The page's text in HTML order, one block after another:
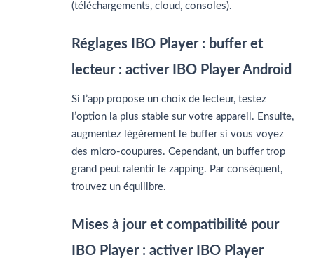
(téléchargements, cloud, consoles).
Réglages IBO Player : buffer et
lecteur : activer IBO Player Android
Si l’app propose un choix de lecteur, testez
l’option la plus stable sur votre appareil. Ensuite,
augmentez légèrement le buffer si vous voyez
des micro-coupures. Cependant, un buffer trop
grand peut ralentir le zapping. Par conséquent,
trouvez un équilibre.
Mises à jour et compatibilité pour
IBO Player : activer IBO Player